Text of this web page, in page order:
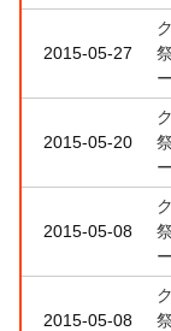
2015-05-27
2015-05-20
2015-05-08
2015-05-08